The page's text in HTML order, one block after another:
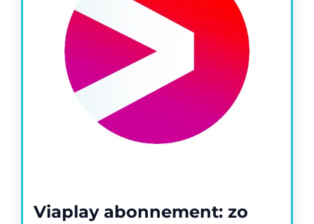
Viaplay abonnement: zo